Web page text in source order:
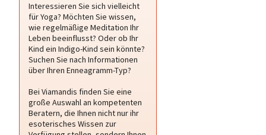
Interessieren Sie sich vielleicht
für Yoga? Möchten Sie wissen,
wie regelmäßige Meditation Ihr
Leben beeinflusst? Oder ob Ihr
Kind ein Indigo-Kind sein könnte?
Suchen Sie nach Informationen
über Ihren Enneagramm-Typ?
Bei Viamandis finden Sie eine
große Auswahl an kompetenten
Beratern, die Ihnen nicht nur ihr
esoterisches Wissen zur